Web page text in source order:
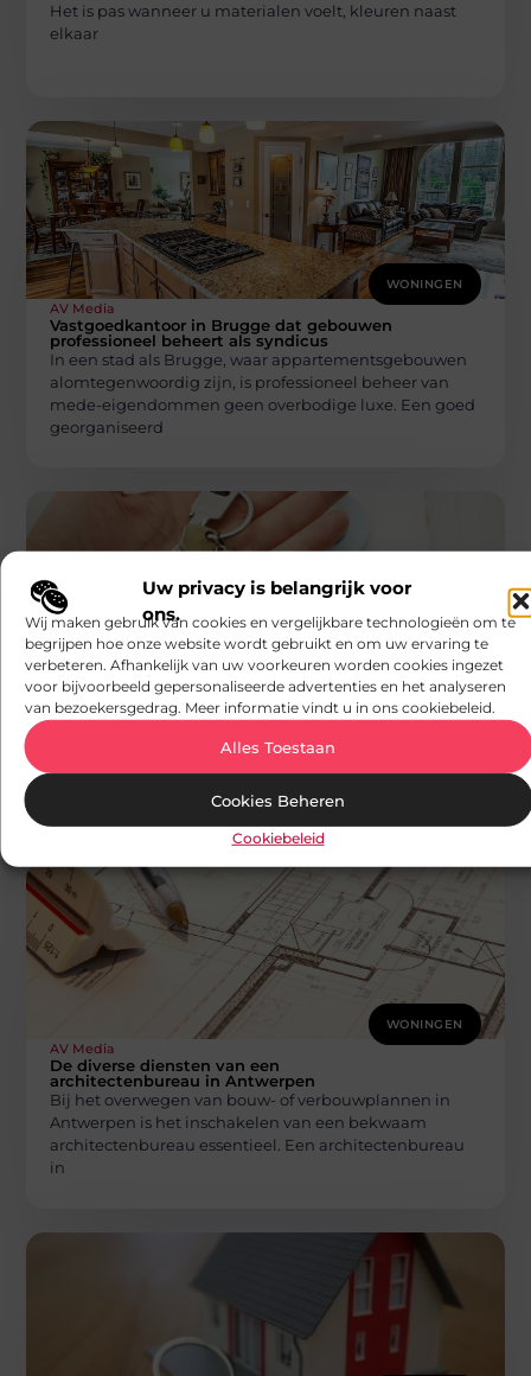
Uw privacy is belangrijk voor
ons.
Wij maken gebruik van cookies en vergelijkbare technologieën om te
begrijpen hoe onze website wordt gebruikt en om uw ervaring te
verbeteren. Afhankelijk van uw voorkeuren worden cookies ingezet
voor bijvoorbeeld gepersonaliseerde advertenties en het analyseren
van bezoekersgedrag. Meer informatie vindt u in ons cookiebeleid.
Alles Toestaan
Cookies Beheren
Cookiebeleid
Het is pas wanneer u materialen voelt, kleuren naast
elkaar
WONINGEN
AV Media
Vastgoedkantoor in Brugge dat gebouwen
professioneel beheert als syndicus
In een stad als Brugge, waar appartementsgebouwen
alomtegenwoordig zijn, is professioneel beheer van
mede-eigendommen geen overbodige luxe. Een goed
georganiseerd
WONINGEN
AV Media
Huis kopen of huren: wat adviseert een
immokantoor uit regio Eeklo?
beslissing die een grote impact heeft op uw financiële
toekomst. In
WONINGEN
AV Media
De diverse diensten van een
architectenbureau in Antwerpen
Bij het overwegen van bouw- of verbouwplannen in
Antwerpen is het inschakelen van een bekwaam
architectenbureau essentieel. Een architectenbureau
in